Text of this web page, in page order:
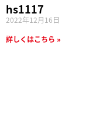
hs1117
2022年12月16日
詳しくはこちら »